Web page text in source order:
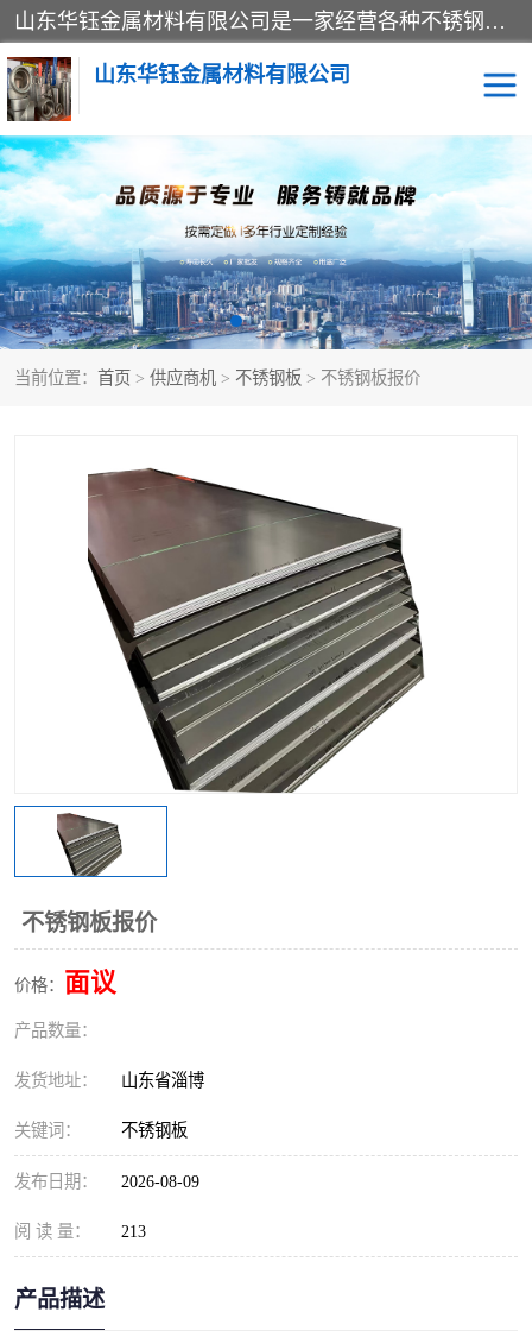
山东华钰金属材料有限公司是一家经营各种不锈钢管材、板材、圆钢、法兰、封头、型材等产品的公司；主营产品有：不锈钢管，激光切割，管件标准件，不锈钢圆钢，不锈钢人孔，不锈钢亮管，不锈钢角钢，不锈钢加工，不锈钢管子，不锈钢工业方管，不锈钢封头，不锈钢法兰，不锈钢阀门，不锈钢槽钢，不锈钢扁钢，不锈钢板等；可为客户制作各种规格的型材及不锈钢配件、非标准件及各种容器具等，能满足客户的不同采购要求。
山东华钰金属材料有限公司
当前位置： 首页 > 供应商机 > 不锈钢板 > 不锈钢板报价
不锈钢板报价
价格： 面议
产品数量：
发货地址： 山东省淄博
关键词： 不锈钢板
发布日期： 2026-08-09
阅 读 量： 213
产品描述
不锈钢管 激光切割
管件标准件 不锈钢圆钢
不锈钢人孔 不锈钢亮管
不锈钢角钢 不锈钢加工
不锈钢封头 不锈钢法兰
不锈钢阀门 不锈钢槽钢
不锈钢扁钢